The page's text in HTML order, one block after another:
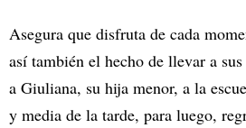
Asegura que disfruta de cada
así también el hecho de llevar a
a Giuliana, su hija menor, a la
y media de la tarde, para luego,